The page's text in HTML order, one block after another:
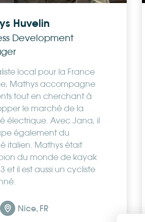
Huvelin
Development
local pour la France
Mathys accompagne
tout en cherchant à
le marché de la
électrique. Avec Jana, il
également du
italien. Mathys était
du monde de kayak
et il est aussi un cycliste
Nice, FR